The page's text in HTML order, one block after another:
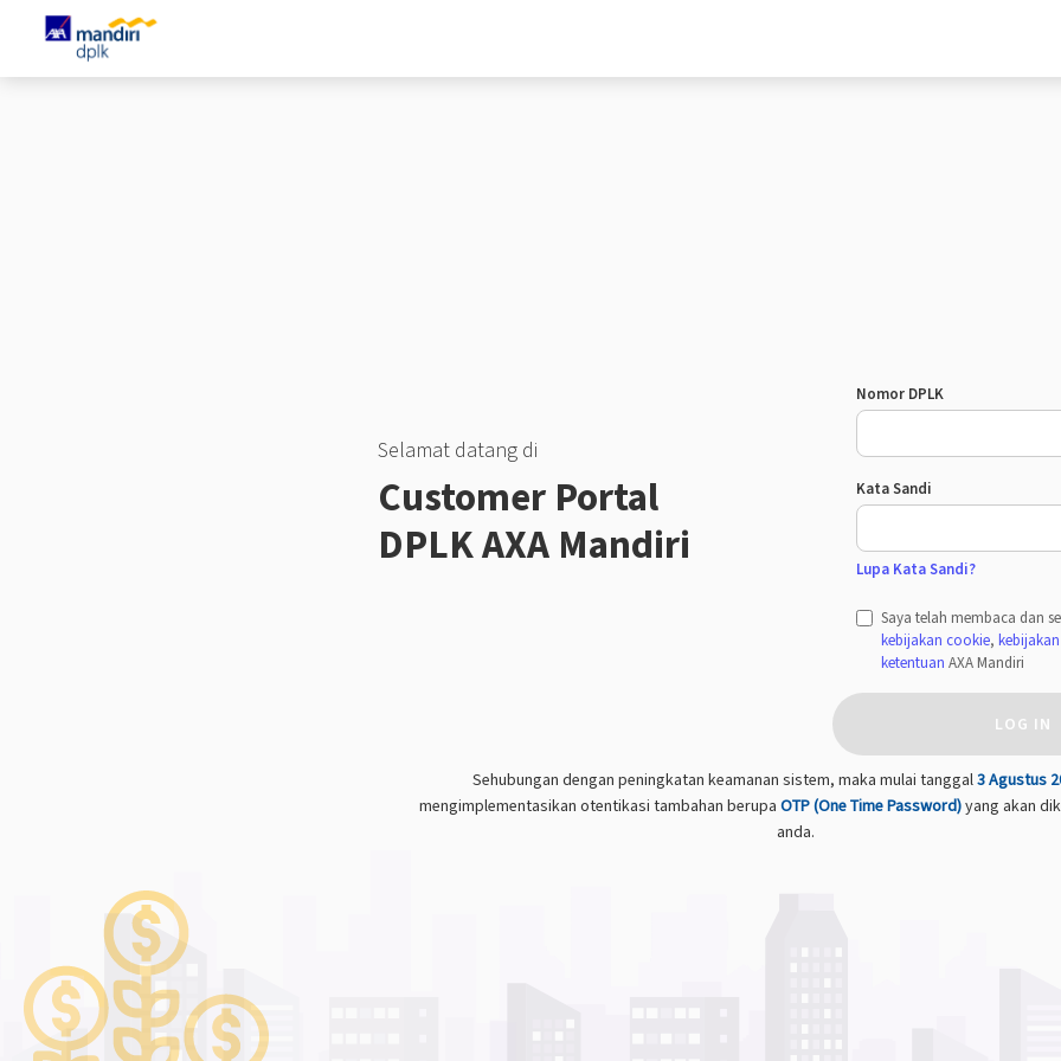
Skip to Main Content
Selamat datang di
Customer Portal
DPLK AXA Mandiri
Sign In (Custom)
Nomor DPLK
Kata Sandi
Lupa Kata Sandi?
Saya telah membaca dan
kebijakan cookie,
ketentuan AXA Mandiri
LOG IN
Sehubungan dengan peningkatan keamanan sistem, maka mulai tanggal3 Agustus
mengimplementasikan otentikasi tambahan berupa OTP (One Time Password)yang akan
anda.